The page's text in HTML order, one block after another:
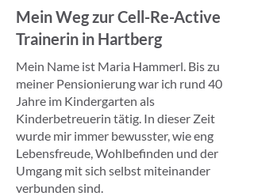
Mein Weg zur Cell-Re-Active
Trainerin in Hartberg
Mein Name ist Maria Hammerl. Bis zu
meiner Pensionierung war ich rund 40
Jahre im Kindergarten als
Kinderbetreuerin tätig. In dieser Zeit
wurde mir immer bewusster, wie eng
Lebensfreude, Wohlbefinden und der
Umgang mit sich selbst miteinander
verbunden sind.